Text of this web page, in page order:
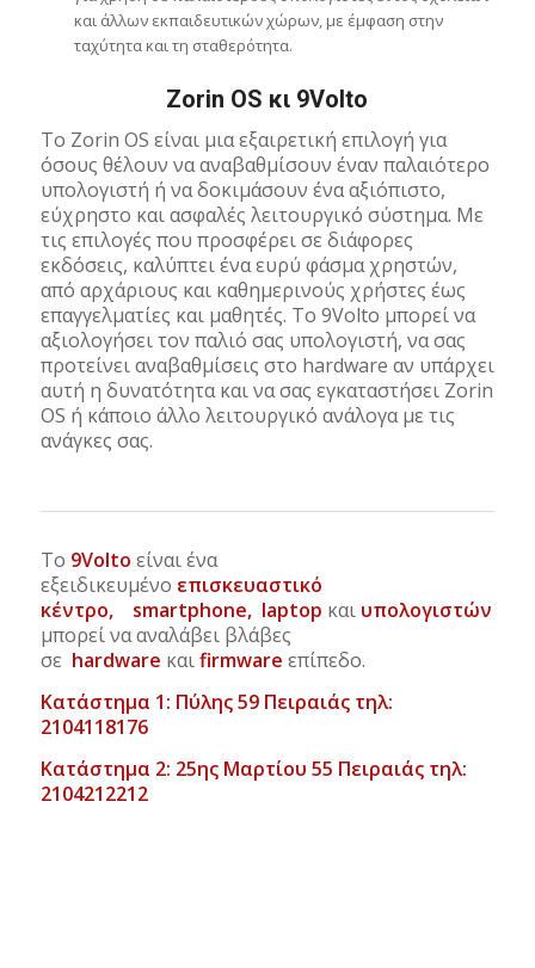
και άλλων εκπαιδευτικών χώρων, με έμφαση στην
ταχύτητα και τη σταθερότητα.
Zorin OS κι 9Volto
Το Zorin OS είναι μια εξαιρετική επιλογή για
όσους θέλουν να αναβαθμίσουν έναν παλαιότερο
υπολογιστή ή να δοκιμάσουν ένα αξιόπιστο,
εύχρηστο και ασφαλές λειτουργικό σύστημα. Με
τις επιλογές που προσφέρει σε διάφορες
εκδόσεις, καλύπτει ένα ευρύ φάσμα χρηστών,
από αρχάριους και καθημερινούς χρήστες έως
επαγγελματίες και μαθητές. Το 9Volto μπορεί να
αξιολογήσει τον παλιό σας υπολογιστή, να σας
προτείνει αναβαθμίσεις στο hardware αν υπάρχει
αυτή η δυνατότητα και να σας εγκαταστήσει Zorin
OS ή κάποιο άλλο λειτουργικό ανάλογα με τις
ανάγκες σας.
Το 9Volto είναι ένα
εξειδικευμένο επισκευαστικό
κέντρο,
smartphone, laptop και υπολογιστών
μπορεί να αναλάβει βλάβες
σε hardware καιfirmware επίπεδο.
Κατάστημα 1: Πύλης 59 Πειραιάς τηλ:
2104118176
Κατάστημα 2: 25ης Μαρτίου 55 Πειραιάς τηλ:
2104212212